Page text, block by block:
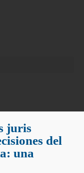
juris
del
una